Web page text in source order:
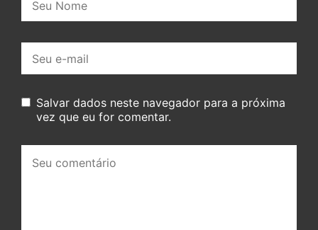
mail:
Salvar dados neste navegador para a próxima
vez que eu for comentar.
comentário: